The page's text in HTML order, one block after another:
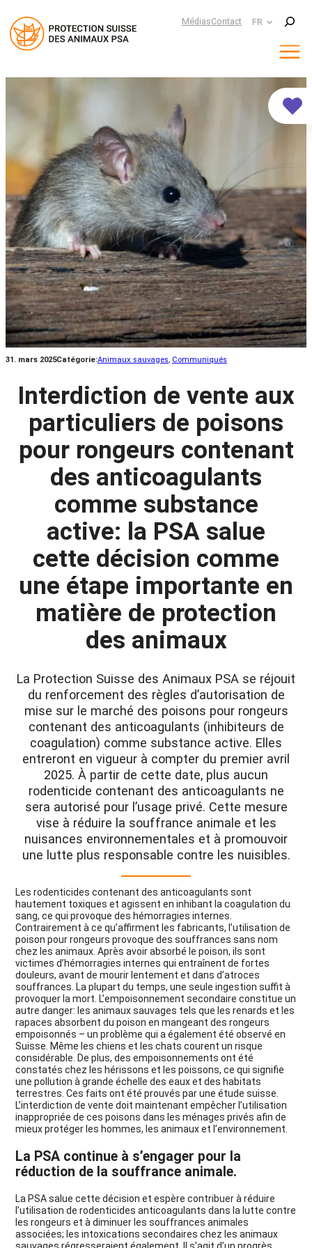
MédiasContact FR
Suchen
31. mars 2025Catégorie:Animaux sauvages, Communiqués
Interdiction de vente aux
particuliers de poisons
pour rongeurs contenant
des anticoagulants
comme substance
active: la PSA salue
cette décision comme
une étape importante en
matière de protection
des animaux
La Protection Suisse des Animaux PSA se réjouit
du renforcement des règles d’autorisation de
mise sur le marché des poisons pour rongeurs
contenant des anticoagulants (inhibiteurs de
coagulation) comme substance active. Elles
entreront en vigueur à compter du premier avril
2025. À partir de cette date, plus aucun
rodenticide contenant des anticoagulants ne
sera autorisé pour l’usage privé. Cette mesure
vise à réduire la souffrance animale et les
nuisances environnementales et à promouvoir
une lutte plus responsable contre les nuisibles.
Les rodenticides contenant des anticoagulants sont
hautement toxiques et agissent en inhibant la coagulation du
sang, ce qui provoque des hémorragies internes.
Contrairement à ce qu’affirment les fabricants, l’utilisation de
poison pour rongeurs provoque des souffrances sans nom
chez les animaux. Après avoir absorbé le poison, ils sont
victimes d’hémorragies internes qui entraînent de fortes
douleurs, avant de mourir lentement et dans d’atroces
souffrances. La plupart du temps, une seule ingestion suffit à
provoquer la mort. L’empoisonnement secondaire constitue un
autre danger: les animaux sauvages tels que les renards et les
rapaces absorbent du poison en mangeant des rongeurs
empoisonnés – un problème qui a également été observé en
Suisse. Même les chiens et les chats courent un risque
considérable. De plus, des empoisonnements ont été
constatés chez les hérissons et les poissons, ce qui signifie
une pollution à grande échelle des eaux et des habitats
terrestres. Ces faits ont été prouvés par une étude suisse.
L’interdiction de vente doit maintenant empêcher l’utilisation
inappropriée de ces poisons dans les ménages privés afin de
mieux protéger les hommes, les animaux et l’environnement.
La PSA continue à s’engager pour la
réduction de la souffrance animale.
La PSA salue cette décision et espère contribuer à réduire
l’utilisation de rodenticides anticoagulants dans la lutte contre
les rongeurs et à diminuer les souffrances animales
associées; les intoxications secondaires chez les animaux